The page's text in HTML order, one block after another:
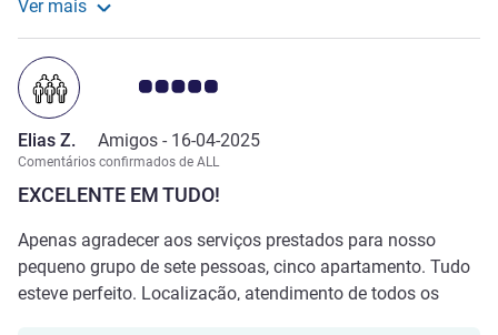
planejar sua estadia no hotel e a melhor parte que queria
curtir vc não pode por causa de eventos particulares que
não foram informados no momento da reserva…
Infelizmente mais uma vez decepcionada com a rede
Pullman.
Ver mais
EXCELENTE EM TUDO!
Nota clientes Avis 5.0/5
Elias Z. Amigos - 16-04-2025
Comentários confirmados de ALL
Apenas agradecer aos serviços prestados para nosso
pequeno grupo de sete pessoas, cinco apartamento. Tudo
esteve perfeito. Localização, atendimento de todos os